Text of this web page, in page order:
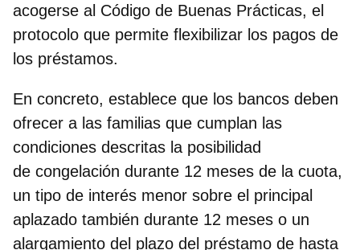
acogerse al Código de Buenas Prácticas, el
protocolo que permite flexibilizar los pagos de
los préstamos.
En concreto, establece que los bancos deben
ofrecer a las familias que cumplan las
condiciones descritas la posibilidad
de congelación durante 12 meses de la cuota,
un tipo de interés menor sobre el principal
aplazado también durante 12 meses o un
alargamiento del plazo del préstamo de hasta